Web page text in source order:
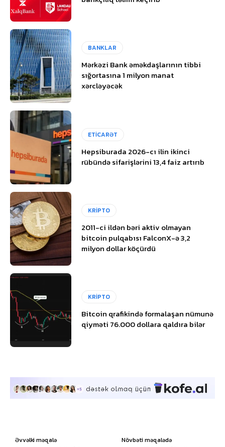
BANKLAR
Mərkəzi Bank əməkdaşlarının tibbi
sığortasına 1 milyon manat
xərcləyəcək
ETİCARƏT
Hepsiburada 2026-cı ilin ikinci
rübündə sifarişlərini 13,4 faiz artırıb
KRİPTO
2011-ci ildən bəri aktiv olmayan
bitcoin pulqabısı FalconX-ə 3,2
milyon dollar köçürdü
KRİPTO
Bitcoin qrafikində formalaşan nümunə
qiyməti 76.000 dollara qaldıra bilər
Əvvəlki məqalə Növbəti məqalədə